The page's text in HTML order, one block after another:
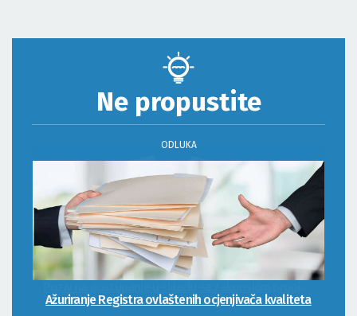
Ne propustite
ODLUKA
Ažuriranje Registra ovlaštenih ocjenjivača kvaliteta